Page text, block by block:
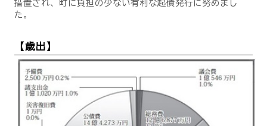
措置され、町に負担の少ない有利な起債発行に努めまし
た。
【歳出】